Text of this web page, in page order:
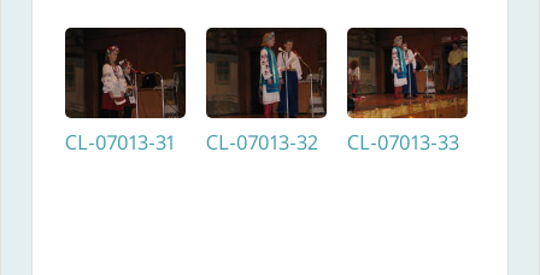
CL-07013-31 CL-07013-32 CL-07013-33